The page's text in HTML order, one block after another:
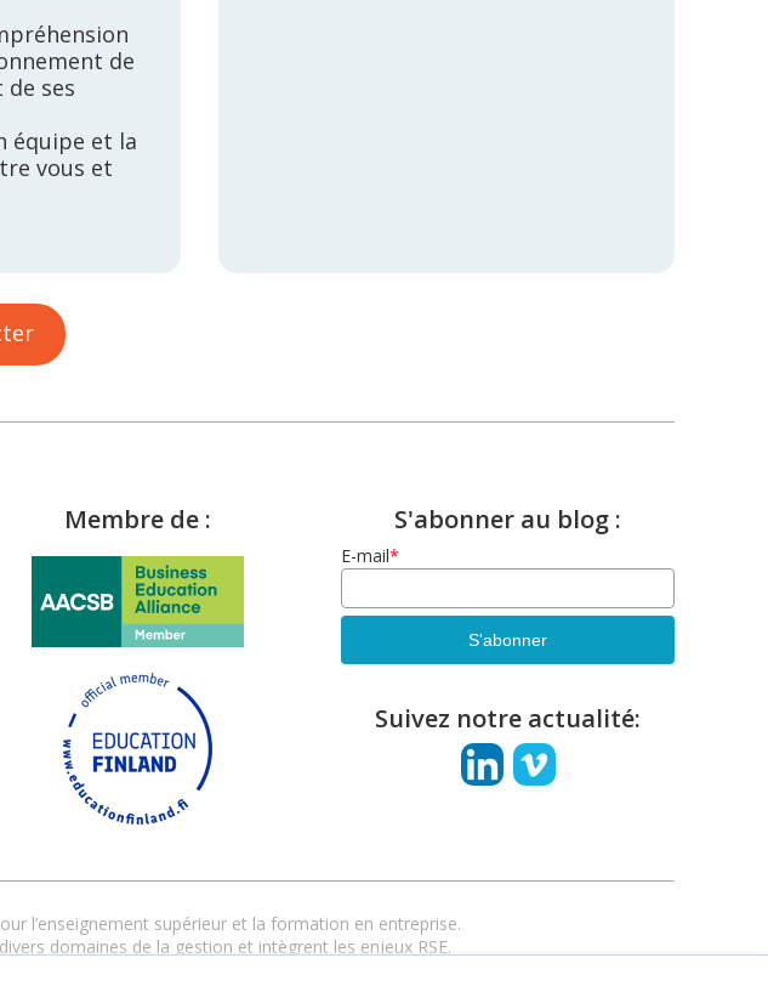
de
ses
équipe et la
vous et
Membre de : S'abonner au blog :
E-mail*
Suivez notre actualité:
l’enseignement supérieur et la formation en entreprise.
domaines de la gestion et intègrent les enjeux RSE.